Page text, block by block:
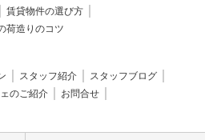
賃貸物件の選び方
荷造りのコツ
スタッフ紹介
スタッフブログ
のご紹介
お問合せ